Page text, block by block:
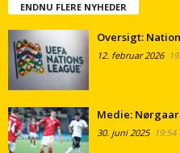
ENDNU FLERE NYHEDER
Oversigt:
12. februar 2026
Medie:
30. juni 202519:54